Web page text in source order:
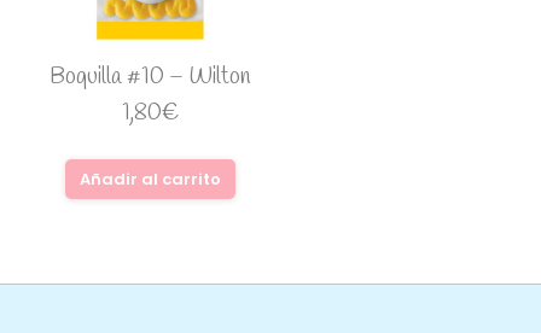
Boquilla #10 – Wilton
1,80€
Añadir al carrito